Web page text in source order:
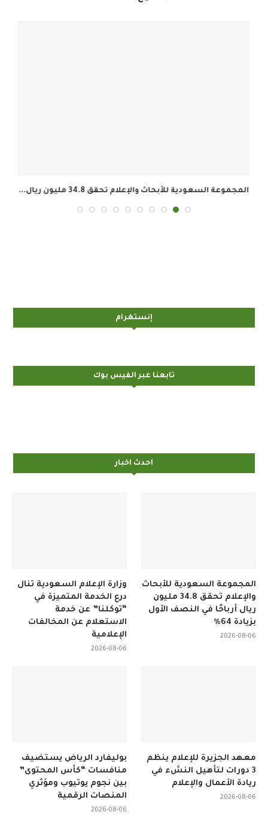
المجموعة السعودية للأبحاث والإعلام تحقق 34.8 مليون ريال...
إنستغرام
تابعنا عبر الفيس بوك
احدث اخبار
وزارة الإعلام السعودية تنال
درع الخدمة المتميزة في
“توكلنا” عن خدمة
الاستعلام عن المخالفات
الإعلامية
2026-08-06
المجموعة السعودية للأبحاث
والإعلام تحقق 34.8 مليون
ريال أرباحًا في النصف الأول
بزيادة 64%
2026-08-06
بوليفارد الرياض يستضيف
منافسات “كأس المحتوى”
بين نجوم يوتيوب ومؤثري
المنصات الرقمية
2026-08-06
معهد الجزيرة للإعلام ينظم
3 دورات لتأهيل النشء في
ريادة الأعمال والإعلام
2026-08-06